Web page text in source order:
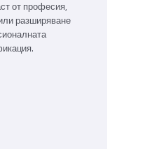
от професия,
разширяване